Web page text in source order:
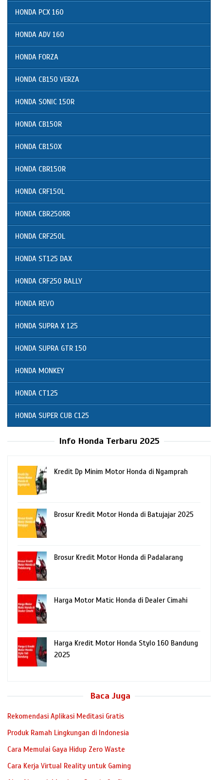
HONDA PCX 160
HONDA ADV 160
HONDA FORZA
HONDA CB150 VERZA
HONDA SONIC 150R
HONDA CB150R
HONDA CB150X
HONDA CBR150R
HONDA CRF150L
HONDA CBR250RR
HONDA CRF250L
HONDA ST125 DAX
HONDA CRF250 RALLY
HONDA REVO
HONDA SUPRA X 125
HONDA SUPRA GTR 150
HONDA MONKEY
HONDA CT125
HONDA SUPER CUB C125
Info Honda Terbaru 2025
Kredit Dp Minim Motor Honda di Ngamprah
Brosur Kredit Motor Honda di Batujajar 2025
Brosur Kredit Motor Honda di Padalarang
Harga Motor Matic Honda di Dealer Cimahi
Harga Kredit Motor Honda Stylo 160 Bandung
2025
Baca Juga
Rekomendasi Aplikasi Meditasi Gratis
Produk Ramah Lingkungan di Indonesia
Cara Memulai Gaya Hidup Zero Waste
Cara Kerja Virtual Reality untuk Gaming